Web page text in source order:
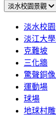
淡水校園景觀
淡水校
淡江大
克難坡
三化牆
驚聲銅
運動場
球場
地球村